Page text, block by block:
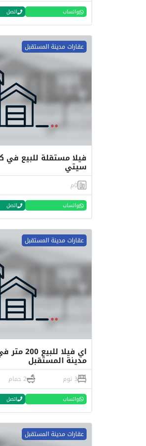
واتساب اتصل
عقارات مدينة المستقبل
فيلا مستقلة للبيع في
سيتي
0م
واتساب اتصل
عقارات مدينة المستقبل
اي فيلا
مدينة المستقبل
3 نوم 2 حمام
واتساب اتصل
عقارات مدينة المستقبل